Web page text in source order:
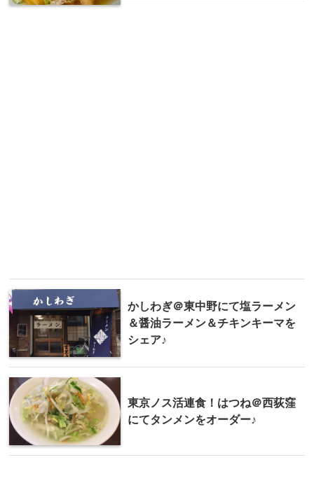
かしわぎ＠東中野にて塩ラーメン
＆醤油ラーメン＆チキンキーマを
シェア♪
東京ノス活連食！はつね＠西荻窪
にてタンメンをオーダー♪